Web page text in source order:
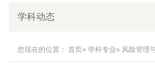
学科动态
您现在的位置： 首页» 学科专业» 风险管理